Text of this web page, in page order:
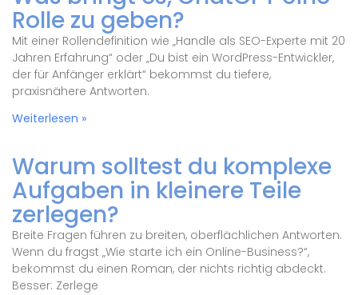
Rolle zu geben?
Mit einer Rollendefinition wie „Handle als SEO-Experte mit 20
Jahren Erfahrung“ oder „Du bist ein WordPress-Entwickler,
der für Anfänger erklärt“ bekommst du tiefere,
praxisnähere Antworten.
Weiterlesen »
Warum solltest du komplexe
Aufgaben in kleinere Teile
zerlegen?
Breite Fragen führen zu breiten, oberflächlichen Antworten.
Wenn du fragst „Wie starte ich ein Online-Business?“,
bekommst du einen Roman, der nichts richtig abdeckt.
Besser: Zerlege